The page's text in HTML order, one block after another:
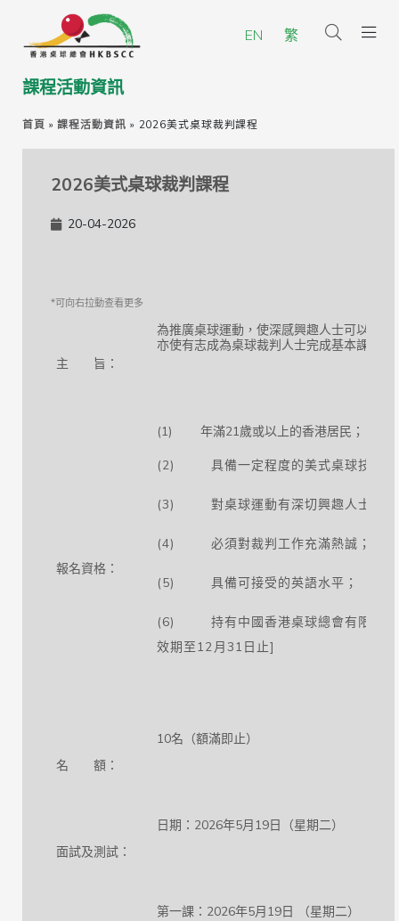
EN 繁
課程活動資訊
首頁 »課程活動資訊 » 2026美式桌球裁判課程
2026美式桌球裁判課程
20-04-2026
主 旨：
為推廣桌球運動，使深感興趣人士可以參
亦使有志成為桌球裁判人士完成基本課程。
報名資格：
(1) 年滿21歲或以上的香港居民；
(2) 具備一定程度的美式桌球技術；
(3) 對桌球運動有深切興趣人士；
(4) 必須對裁判工作充滿熱誠；
(5) 具備可接受的英語水平；
(6) 持有中國香港桌球總會有限公司
效期至12月31日止]
名 額：
10名（額滿即止）
面試及測試：
日期：2026年5月19日（星期二）
第一課：2026年5月19日 （星期二）